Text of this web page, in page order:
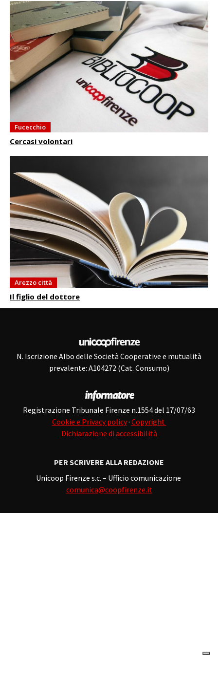
Fucecchio
Cercasi volontari
Arezzo città
Il figlio del dottore
N. Iscrizione Albo delle Società Cooperative e mutualità
prevalente: A104272 (Cat. Consumo)
Registrazione Tribunale Firenze n.1554 del 17/07/63
Cookie e Privacy policy· Copyright
Dichiarazione di accessibilità
PER SCRIVERE ALLA REDAZIONE
Unicoop Firenze s.c. – Ufficio comunicazione
comunica@coopfirenze.it